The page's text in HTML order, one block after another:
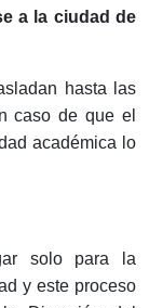
a la ciudad de
hasta las
caso de que el
académica lo
solo para la
y este proceso